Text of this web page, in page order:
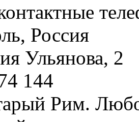
Россия
Ульянова, 2
144
Рим.